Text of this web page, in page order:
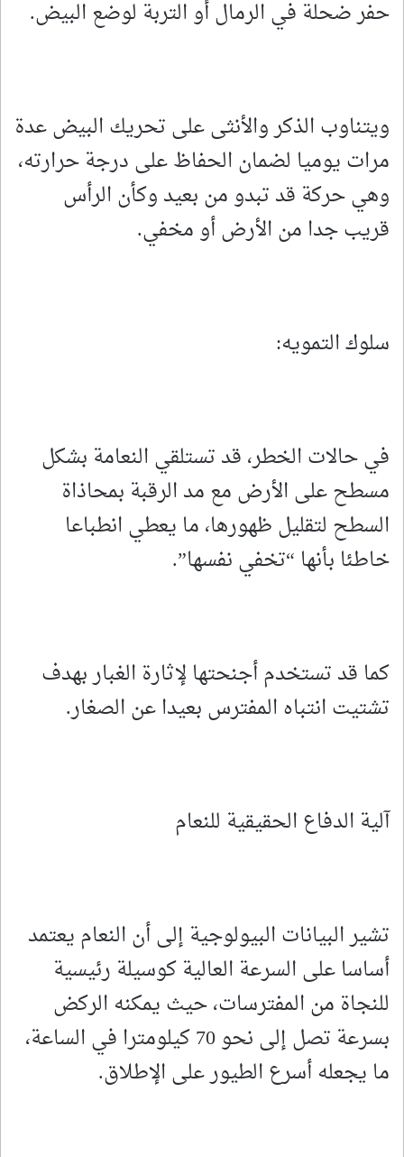
حفر ضحلة في الرمال أو التربة لوضع البيض.
ويتناوب الذكر والأنثى على تحريك البيض عدة
مرات يوميا لضمان الحفاظ على درجة حرارته،
وهي حركة قد تبدو من بعيد وكأن الرأس
قريب جدا من الأرض أو مخفي.
سلوك التمويه:
في حالات الخطر، قد تستلقي النعامة بشكل
مسطح على الأرض مع مد الرقبة بمحاذاة
السطح لتقليل ظهورها، ما يعطي انطباعا
خاطئا بأنها “تخفي نفسها”.
كما قد تستخدم أجنحتها لإثارة الغبار بهدف
تشتيت انتباه المفترس بعيدا عن الصغار.
آلية الدفاع الحقيقية للنعام
تشير البيانات البيولوجية إلى أن النعام يعتمد
أساسا على السرعة العالية كوسيلة رئيسية
للنجاة من المفترسات، حيث يمكنه الركض
بسرعة تصل إلى نحو 70 كيلومترا في الساعة،
ما يجعله أسرع الطيور على الإطلاق.